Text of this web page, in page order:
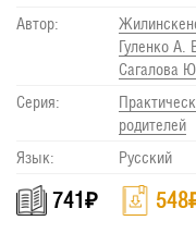
Автор:
Гуленко А.
Сагалова
Серия:
родителей
Язык:
Русский
741₽ 548